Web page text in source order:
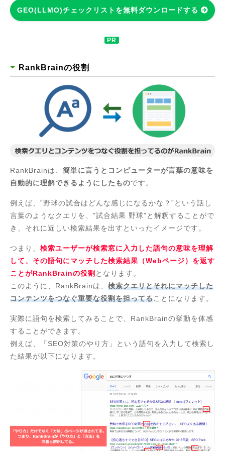
GEO(LLMO)チェックリストを無料ダウンロードする
RankBrainの役割
RankBrainは、 簡単に言うとコンピューターが言葉の意味を
自動的に理解できるようにしたものです。
例えば、”野球の試合はどんな感じになるかな？”という話し
言葉のようなクエリを、”試合結果 野球”と解釈することがで
き、それに近しい検索結果を出すといったイメージです。
つまり、 検索ユーザーが検索窓に入力した語句の意味を理解
して、その語句にマッチした検索結果（Webページ）を返す
ことがRankBrainの役割 となります。
このように、RankBrainは、 検索クエリとそれにマッチした
コンテンツをつなぐ重要な役割を担ってることになります。
実際に語句を検索してみることで、RankBrainの挙動を体感
することができます。
例えば、「SEO対策のやり方」という語句を入力して検索し
た結果が以下になります。